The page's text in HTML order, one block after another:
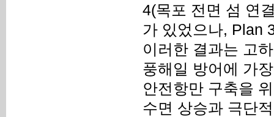
4(목포 전면 섬 연
가 있었으나, Plan
이러한 결과는 고
풍해일 방어에 가
안전항만 구축을
수면 상승과 극단